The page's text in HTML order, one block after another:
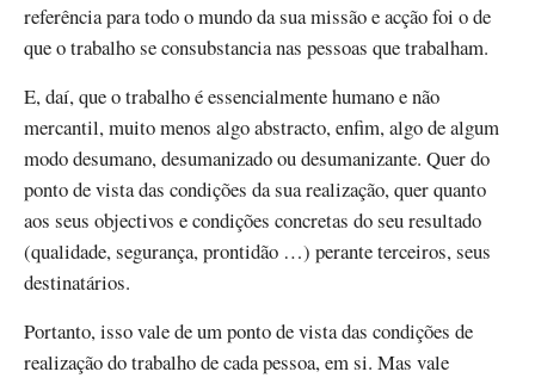
referência para todo o mundo da sua missão e acção foi o de
que o trabalho se consubstancia nas pessoas que trabalham.
E, daí, que o trabalho é essencialmente humano e não
mercantil, muito menos algo abstracto, enfim, algo de algum
modo desumano, desumanizado ou desumanizante. Quer do
ponto de vista das condições da sua realização, quer quanto
aos seus objectivos e condições concretas do seu resultado
(qualidade, segurança, prontidão …) perante terceiros, seus
destinatários.
Portanto, isso vale de um ponto de vista das condições de
realização do trabalho de cada pessoa, em si. Mas vale